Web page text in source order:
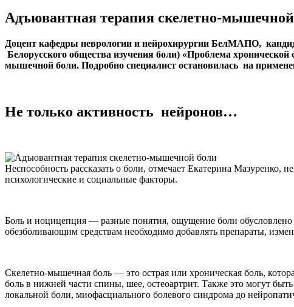
Адъювантная терапия скелетно-
Доцент кафедры неврологии и нейрохирургии БелМАПО,
Белорусского общества изучения боли) «Проблема
мышечной боли. Подробно специалист остановилась на
Не только активность нейронов…
Неспособность рассказать о боли, отмечает Екатерина Мазуренко,
психологические и социальные факторы.
Боль и ноцицепция — разные понятия, ощущение боли обусловлено
обезболивающим средствам необходимо добавлять препараты,
Скелетно-мышечная боль — это острая или хроническая боль,
боль в нижней части спины, шее, остеоартрит. Также это могут
локальной боли, миофасциального болевого синдрома до